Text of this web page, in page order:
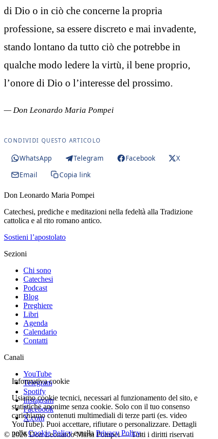
di Dio o in ciò che concerne la propria
professione, sa essere discreto e mai invadente,
stando lontano da tutto ciò che potrebbe in
qualche modo ledere la virtù, il bene proprio,
l’onore di Dio o l’interesse del prossimo.
— Don Leonardo Maria Pompei
CONDIVIDI QUESTO ARTICOLO
WhatsApp Telegram Facebook
X
Email
Copia link
Don Leonardo Maria Pompei
Catechesi, prediche e meditazioni nella fedeltà alla Tradizione
cattolica e al rito romano antico.
Sostieni l’apostolato
Sezioni
Chi sono
Catechesi
Podcast
Blog
Preghiere
Libri
Agenda
Calendario
Contatti
Canali
YouTube
Telegram
Spotify
Instagram
Facebook
X.com
© 2026 Don Leonardo Maria Pompei — Tutti i diritti riservati
Informativa cookie
Usiamo cookie tecnici, necessari al funzionamento del sito, e
statistiche anonime senza cookie. Solo con il tuo consenso
carichiamo contenuti multimediali di terze parti (es. video
YouTube). Puoi accettare, rifiutare o personalizzare. Dettagli
nellaCookie Policye nella Privacy Policy.